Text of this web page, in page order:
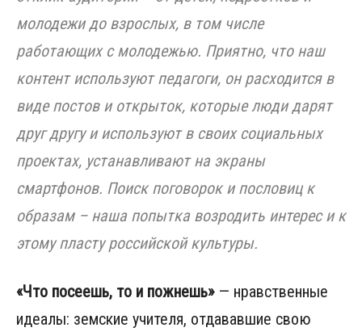
молодежи до взрослых, в том числе
работающих с молодежью. Приятно, что наш
контент используют педагоги, он расходится в
виде постов и открыток, которые люди дарят
друг другу и используют в своих социальных
проектах, устанавливают на экраны
смартфонов. Поиск поговорок и пословиц к
образам – наша попытка возродить интерес и к
этому пласту российской культуры.
«Что посеешь, то и пожнешь»— нравственные
идеалы: земские учителя, отдававшие свою